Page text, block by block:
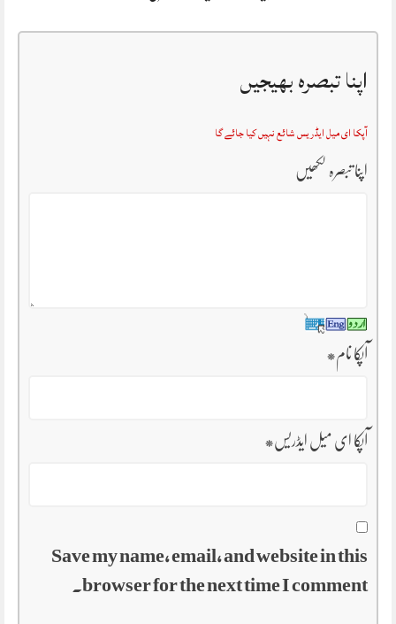
اپنا تبصرہ بھیجیں
آپکا ای میل ایڈریس شائع نہیں کیا جائے گا
اپنا تبصرہ لکھیں
آپکا نام*
آپکا ای میل ایڈریس*
Save my name, email, and website in this
browser for the next time I comment.